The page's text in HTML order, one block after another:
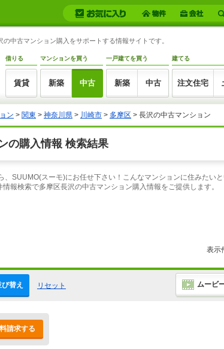
中古マンション購入をサポートする情報サイトです。
借りる
賃貸
マンションを買う
新築 中古
一戸建てを買う
新築 中古
建てる
注文住宅
ン > 関東 > 神奈川県 > 川崎市 > 多摩区 > 長沢の中古マンション
の購入情報 検索結果
、SUUMO(スーモ)にお任せ下さい！こんなマンションに住みたい
報検索で多摩区長沢の中古マンション購入情報をご提供します。
表示
び替え リセット ムービ
請求する